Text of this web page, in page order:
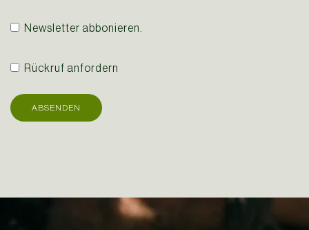
Newsletter abbonieren.
Rückruf anfordern
ABSENDEN